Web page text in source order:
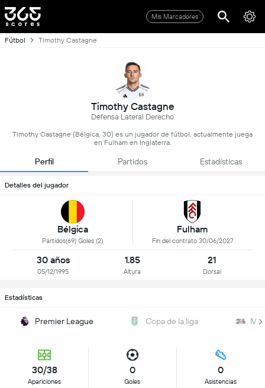
Mis Marcadores
Fútbol Timothy Castagne
Timothy Castagne
Defensa Lateral Derecho
Timothy Castagne (Bélgica, 30) es un jugador de fútbol, actualmente juega
en Fulham en Inglaterra.
Perfil Partidos Estadísticas
Detalles del jugador
Bélgica
Partidos(69) Goles (2)
Fulham
Fin del contrato 30/06/2027
30 años
05/12/1995
1.85
Altura
21
Dorsal
Estadísticas
Premier League Copa de la liga
30/38
Apariciones
0
Goles
0
Asistencias